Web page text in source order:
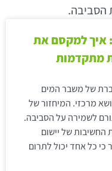
הסביבה.
איך למקסם את
מתקדמות
של משבר המים
מרכזי. המיחזור של
לשמירה על הסביבה.
החשיבות של יישום
כי כל אחד יכול לתרום